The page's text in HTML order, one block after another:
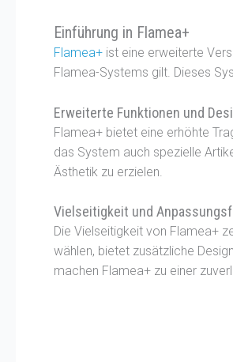
Einführung in Flamea+
Flamea+ ist eine erweiterte
Flamea-Systems gilt. Dieses
Erweiterte Funktionen und
Flamea+ bietet eine erhöhte
das System auch spezielle
Ästhetik zu erzielen.
Vielseitigkeit und
Die Vielseitigkeit von Flamea+
wählen, bietet zusätzliche
machen Flamea+ zu einer